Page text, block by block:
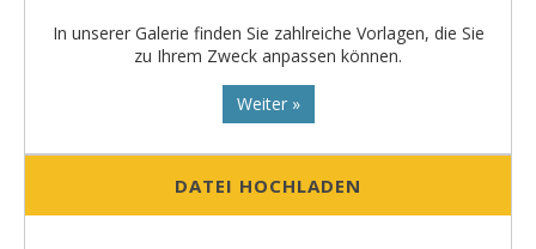
In unserer Galerie finden Sie zahlreiche Vorlagen, die Sie
zu Ihrem Zweck anpassen können.
Weiter »
DATEI HOCHLADEN